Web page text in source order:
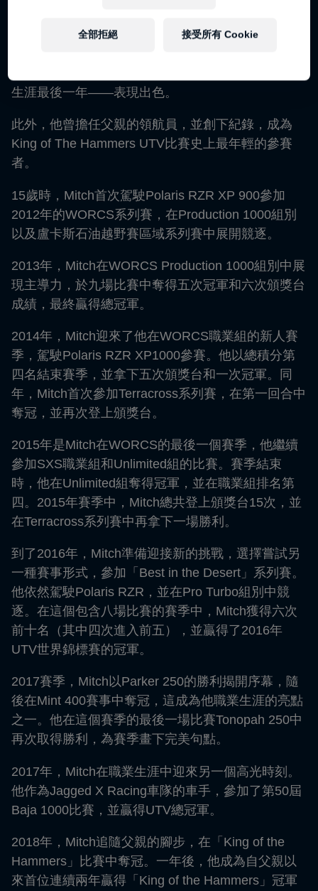
賽系列賽（Lucas Oil Off Road Racing Series），在
生涯最後一年——表現出色。
此外，他曾擔任父親的領航員，並創下紀錄，成為
King of The Hammers UTV比賽史上最年輕的參賽
者。
15歲時，Mitch首次駕駛Polaris RZR XP 900參加
2012年的WORCS系列賽，在Production 1000組別
以及盧卡斯石油越野賽區域系列賽中展開競逐。
2013年，Mitch在WORCS Production 1000組別中展
現主導力，於九場比賽中奪得五次冠軍和六次頒獎台
成績，最終贏得總冠軍。
2014年，Mitch迎來了他在WORCS職業組的新人賽
季，駕駛Polaris RZR XP1000參賽。他以總積分第
四名結束賽季，並拿下五次頒獎台和一次冠軍。同
年，Mitch首次參加Terracross系列賽，在第一回合中
奪冠，並再次登上頒獎台。
2015年是Mitch在WORCS的最後一個賽季，他繼續
參加SXS職業組和Unlimited組的比賽。賽季結束
時，他在Unlimited組奪得冠軍，並在職業組排名第
四。2015年賽季中，Mitch總共登上頒獎台15次，並
在Terracross系列賽中再拿下一場勝利。
到了2016年，Mitch準備迎接新的挑戰，選擇嘗試另
一種賽事形式，參加「Best in the Desert」系列賽。
他依然駕駛Polaris RZR，並在Pro Turbo組別中競
逐。在這個包含八場比賽的賽季中，Mitch獲得六次
前十名（其中四次進入前五），並贏得了2016年
UTV世界錦標賽的冠軍。
2017賽季，Mitch以Parker 250的勝利揭開序幕，隨
後在Mint 400賽事中奪冠，這成為他職業生涯的亮點
之一。他在這個賽季的最後一場比賽Tonopah 250中
再次取得勝利，為賽季畫下完美句點。
2017年，Mitch在職業生涯中迎來另一個高光時刻。
他作為Jagged X Racing車隊的車手，參加了第50屆
Baja 1000比賽，並贏得UTV總冠軍。
2018年，Mitch追隨父親的腳步，在「King of the
Hammers」比賽中奪冠。一年後，他成為自父親以
來首位連續兩年贏得「King of the Hammers」冠軍
全部拒絕 接受所有 Cookie